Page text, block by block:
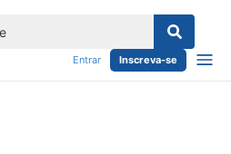
Entrar Inscreva-se